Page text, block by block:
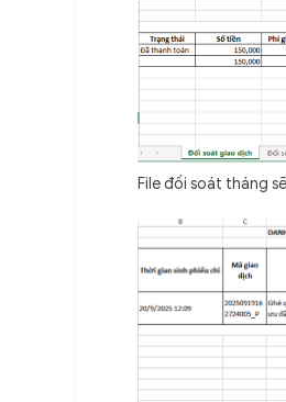
File đối soát tháng